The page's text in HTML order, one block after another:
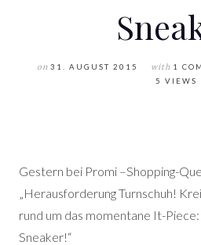
on 31. AUGUST 2015 with 1
5 VIEWS
Gestern bei Promi –Shopping-
„Herausforderung Turnschuh!
rund um das momentane It-
Sneaker!“